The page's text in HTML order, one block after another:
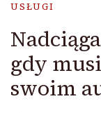
USŁUGI
gdy
swoim